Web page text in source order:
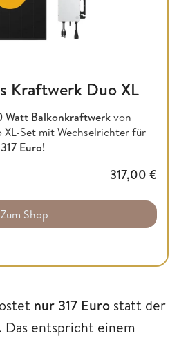
Kraftwerk Duo XL
Watt Balkonkraftwerkvon
XL-Set mit Wechselrichter für
Euro!
317,00 €
Zum Shop
nur 317 Euro statt der
. Das entspricht einem